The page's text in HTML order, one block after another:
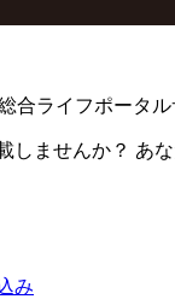
合ライフポータル
しませんか？ あ
み